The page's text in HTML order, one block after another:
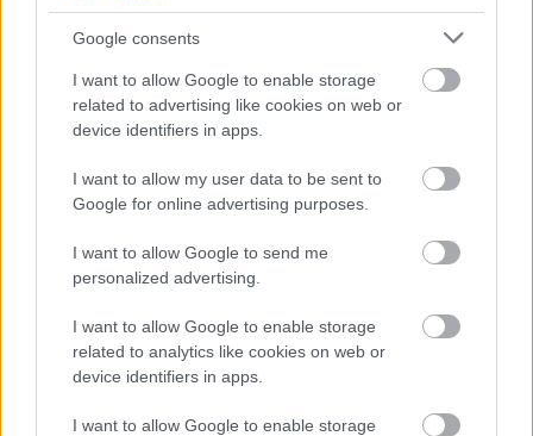
Google consents
I want to allow Google to enable storage
related to advertising like cookies on web or
device identifiers in apps.
I want to allow my user data to be sent to
Google for online advertising purposes.
I want to allow Google to send me
personalized advertising.
I want to allow Google to enable storage
related to analytics like cookies on web or
device identifiers in apps.
I want to allow Google to enable storage
ξεκινάς διατροφή πριν
το καλοκαίρι
Μέλι: Υπερτροφή ή
απλώς μια πιο